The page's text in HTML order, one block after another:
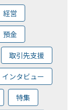
経営
預金
取引先支援
インタビュー
特集